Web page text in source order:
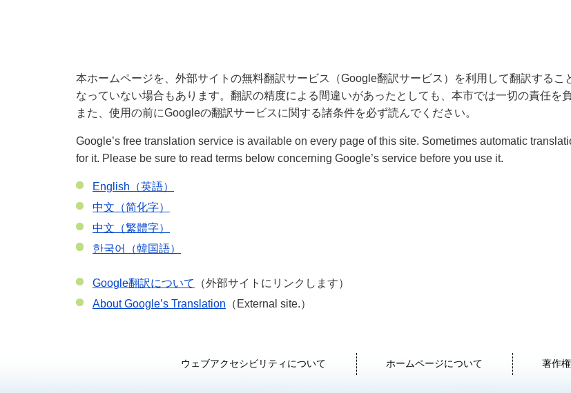
本ホームページを、外部サイトの無料翻訳サービス（Google翻訳サービス）を利用して翻訳する
なっていない場合もあります。翻訳の精度による間違いがあったとしても、本市では一切の責任を
また、使用の前にGoogleの翻訳サービスに関する諸条件を必ず読んでください。
Google’s free translation service is available on every page of this site. Sometimes automatic
for it. Please be sure to read terms below concerning Google’s service before you use it.
English（英語）
中文（简化字）
中文（繁體字）
한국어（韓国語）
Google翻訳について
（外部サイトにリンクします）
About Google’s Translation （External site.）
ウェブアクセシビリティについて ホームページについて 著作